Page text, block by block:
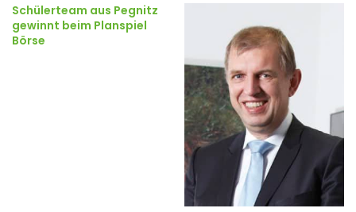
Schülerteam aus Pegnitz
gewinnt beim Planspiel
Börse